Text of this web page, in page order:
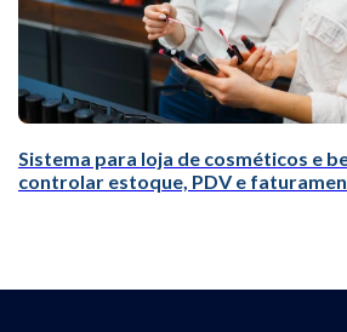
Sistema para loja de cosméticos e
controlar estoque, PDV e